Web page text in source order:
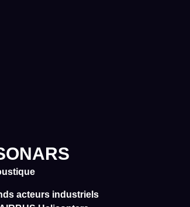
acteurs industriels